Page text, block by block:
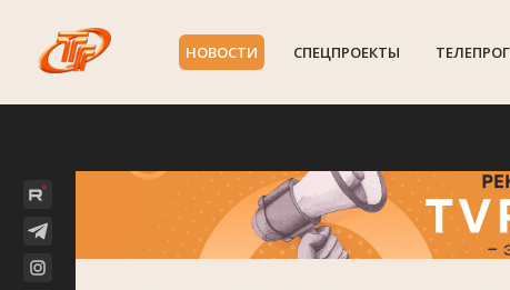
НОВОСТИ СПЕЦПРОЕКТЫ